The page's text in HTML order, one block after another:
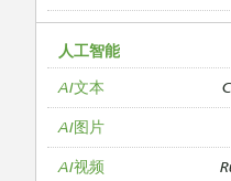
人工智能
AI文本
AI图片
AI视频